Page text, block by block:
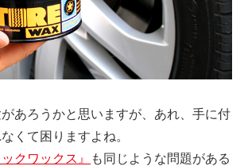
あろうかと思いますが、あれ、手に付
くて困りますよね。
クワックス』
も同じような問題がある